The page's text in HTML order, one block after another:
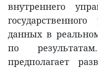
внутреннего
данных в
по
предполагает